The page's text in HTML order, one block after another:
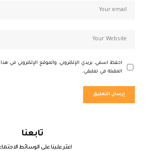
احفظ اسمي، بريدي الإلكتروني، والموقع الإلكتروني في
المقبلة في تعليقي.
تابعنا
اعثر علينا على الوسائط